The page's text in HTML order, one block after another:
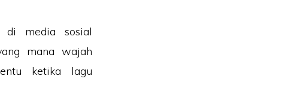
media sosial
mana wajah
ketika lagu